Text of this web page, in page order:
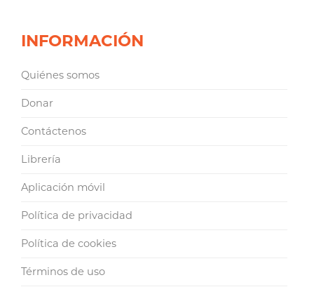
INFORMACIÓN
Quiénes somos
Donar
Contáctenos
Librería
Aplicación móvil
Política de privacidad
Política de cookies
Términos de uso